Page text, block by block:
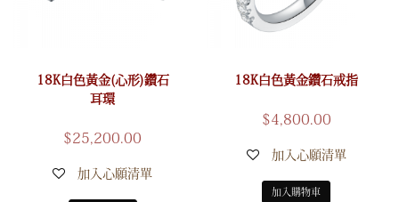
18K白色黃金(心形)鑽石
耳環
$25,200.00
加入心願清單
18K白色黃金鑽石戒指
$4,800.00
加入心願清單
加入購物車